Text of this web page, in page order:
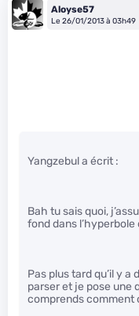
Aloyse57
Le 26/01/2013 à 03h49
Yangzebul a écrit :
Bah tu sais quoi,
fond dans
Pas plus tard qu’il y
parser et je pose une
comprends comment